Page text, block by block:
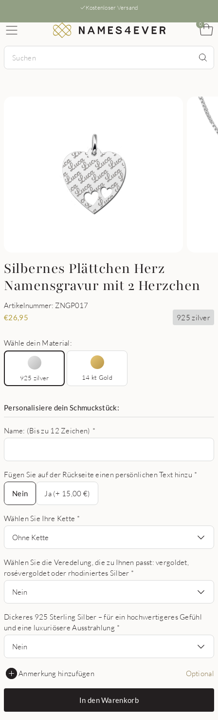
Kostenloser Versand
0
Silbernes Plättchen Herz
Namensgravur mit 2 Herzchen
Artikelnummer: ZNGP017
€26,95 925 zilver
Wähle dein Material:
925 zilver 14 kt Gold
Personalisiere dein Schmuckstück:
Name: (Bis zu 12 Zeichen) *
Fügen Sie auf der Rückseite einen persönlichen Text hinzu *
Nein
Nein
Ja (+ 15,00 €)
Wählen Sie Ihre Kette *
Ohne Kette
Wählen Sie die Veredelung, die zu Ihnen passt: vergoldet,
rosévergoldet oder rhodiniertes Silber *
Nein
Dickeres 925 Sterling Silber – für ein hochwertigeres Gefühl
und eine luxuriösere Ausstrahlung *
Nein
Anmerkung hinzufügen Optional
In den Warenkorb